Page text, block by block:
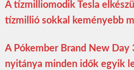
A tízmilliomodik Tesla
tízmillió sokkal keményebb
A Pókember Brand New
nyitánya minden idők egyik